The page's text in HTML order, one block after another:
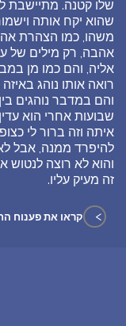
שלו קטנה. מתיישבת
שהוא יקח אותה
משהו, כמו הצהרת
אהבה, רק מילים של
אליה, והם כמו מן
רואה אותו נוהג
והם במדבר נוהגים
שבועות אחרי הוא
איתה וזה ברור לי
להיפרד ממנה, אבל
והוא לא רוצה לנטוש
זה מעיק עליו.
> קראו את פענוח